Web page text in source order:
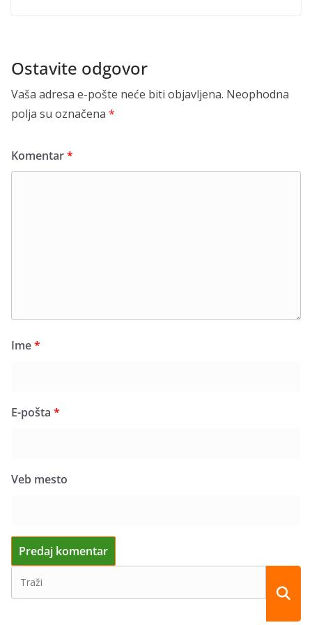
Ostavite odgovor
Vaša adresa e-pošte neće biti objavljena. Neophodna
polja su označena *
Komentar*
Ime*
E-pošta *
Veb mesto